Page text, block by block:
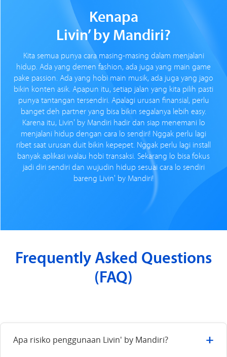
Kenapa
Livin’ by Mandiri?
Kita semua punya cara masing-masing dalam menjalani
hidup. Ada yang demen fashion, ada juga yang main game
pake passion. Ada yang hobi main musik, ada juga yang jago
bikin konten asik. Apapun itu, setiap jalan yang kita pilih pasti
punya tantangan tersendiri. Apalagi urusan finansial, perlu
banget deh partner yang bisa bikin segalanya lebih easy.
Karena itu, Livin' by Mandiri hadir dan siap menemani lo
menjalani hidup dengan cara lo sendiri! Nggak perlu lagi
ribet saat urusan duit bikin kepepet. Nggak perlu lagi install
banyak aplikasi walau hobi transaksi. Sekarang lo bisa fokus
jadi diri sendiri dan wujudin hidup sesuai cara lo sendiri
bareng Livin' by Mandiri!
Frequently Asked Questions
(FAQ)
Apa risiko penggunaan Livin' by Mandiri? +